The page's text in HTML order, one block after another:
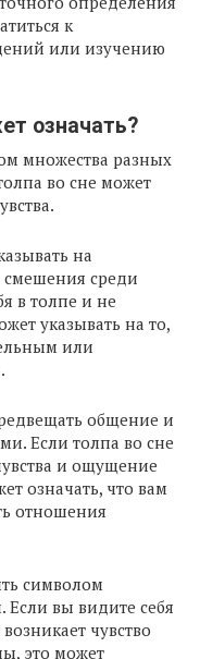
к
или изучению
означать?
множества разных
во сне может
на
среди
в толпе и не
указывать на то,
или
общение и
Если толпа во сне
и ощущение
означать, что вам
отношения
символом
Если вы видите себя
чувство
это может